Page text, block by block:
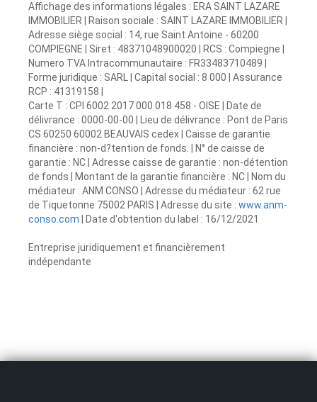
Affichage des informations légales : ERA SAINT LAZARE
IMMOBILIER | Raison sociale : SAINT LAZARE IMMOBILIER |
Adresse siège social : 14, rue Saint Antoine - 60200
COMPIEGNE | Siret : 48371048900020 | RCS : Compiegne |
Numero TVA Intracommunautaire : FR33483710489 |
Forme juridique : SARL | Capital social : 8 000 | Assurance
RCP : 41319158 |
Carte T : CPI 6002 2017 000 018 458 - OISE | Date de
délivrance : 0000-00-00 | Lieu de délivrance : Pont de Paris
CS 60250 60002 BEAUVAIS cedex | Caisse de garantie
financière : non-d?tention de fonds. | N° de caisse de
garantie : NC | Adresse caisse de garantie : non-détention
de fonds | Montant de la garantie financière : NC | Nom du
médiateur : ANM CONSO | Adresse du médiateur : 62 rue
de Tiquetonne 75002 PARIS | Adresse du site : www.anm-
conso.com | Date d'obtention du label : 16/12/2021
Entreprise juridiquement et financièrement
indépendante